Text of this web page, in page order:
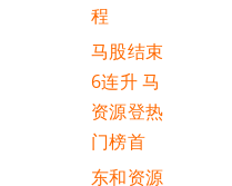
程
马股结束
6连升 马
资源登热
门榜首
东和资源